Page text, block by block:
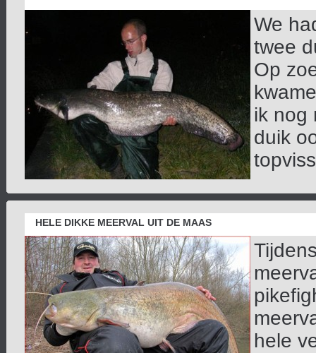
We
twee
Op
ik nog
duik
HELE DIKKE MEERVAL UIT DE MAAS
hele